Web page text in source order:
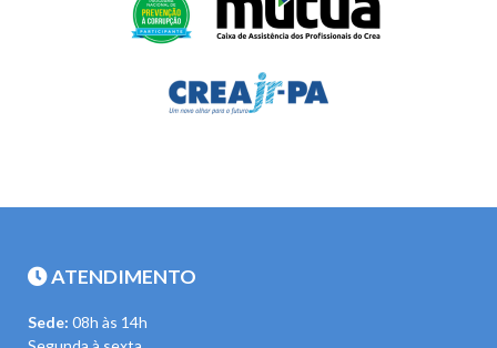
ATENDIMENTO
Sede: 08h às 14h